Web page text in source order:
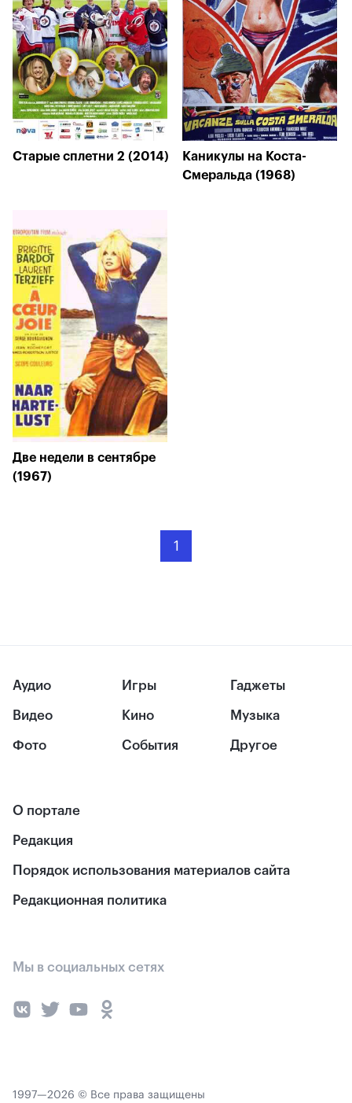
Старые сплетни 2 (2014)
Каникулы на Коста-
Смеральда (1968)
Две недели в сентябре
(1967)
1
Аудио
Видео
Фото
Игры
Кино
События
Гаджеты
Музыка
Другое
О портале
Редакция
Порядок использования материалов сайта
Редакционная политика
Мы в социальных сетях
1997—2026 © Все права защищены